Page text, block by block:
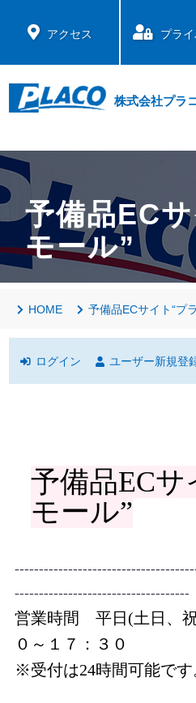
アクセス プラ
株式会社プラ
予備品EC
モール”
HOME 予備品ECサイト“プ
ログイン ユーザー新規登
予備品ECサ
モール”
------------------------------------
営業時間 平日(土日、
０～１７：３０
※受付は24時間可能です